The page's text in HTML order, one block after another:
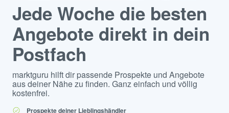
Jede Woche die besten
Angebote direkt in dein
Postfach
marktguru hilft dir passende Prospekte und Angebote
aus deiner Nähe zu finden. Ganz einfach und völlig
kostenfrei.
Prospekte deiner Lieblingshändler